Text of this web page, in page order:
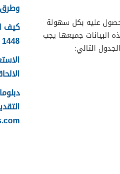
عليه بكل سهولة
البيانات جميعها يجب
التالي:
كيف
1448